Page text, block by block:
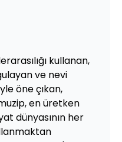
kullanan,
ve nevi
öne çıkan,
en üretken
dünyasının her